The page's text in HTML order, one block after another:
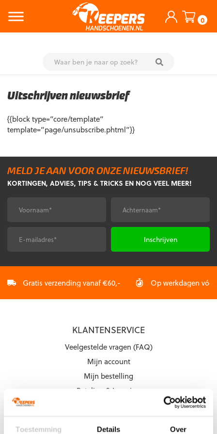
Toestemming Details Over
0
content
Uitschrijven nieuwsbrief
{{block type=”core/template”
template=”page/unsubscribe.phtml”}}
MELD JE AAN VOOR ONZE NIEUWSBRIEF!
KORTINGEN, ADVIES, TIPS & TRICKS EN NOG VEEL MEER!
Voornaam* Achternaam*
Gratis verzending vanaf €60,- Op werkdagen
KLANTENSERVICE
Veelgestelde vragen (FAQ)
Mijn account
Mijn bestelling
Betaling & Levering
Garantie